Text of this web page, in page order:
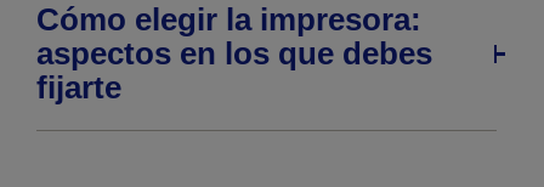
Cómo elegir la impresora:
aspectos en los que debes
fijarte